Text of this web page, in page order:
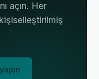
açın. Her